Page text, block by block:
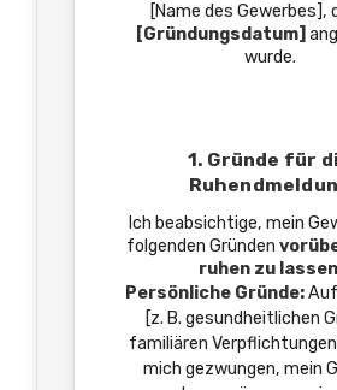
[Name des Gewerbes],
[Gründungsdatum]
wurde.
1. Gründe für
Ich beabsichtige, mein
folgenden Gründen
ruhen zu lassen
Persönliche Gründe:
[z. B. gesundheitlichen
familiären
mich gezwungen, mein